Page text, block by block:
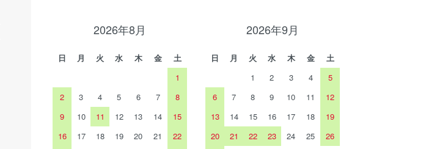
2026年8月
日 月 火 水 木 金
土
1
2
3 4 5 6 7
8
9
10 11 12 13 14
15
16
17 18 19 20 21
22
2026年9月
日 月 火 水 木 金
土
1
2 3 4
5
6
7 8 9 10 11
12
13
14 15 16 17 18
19
20
21 22 23 24 25
26